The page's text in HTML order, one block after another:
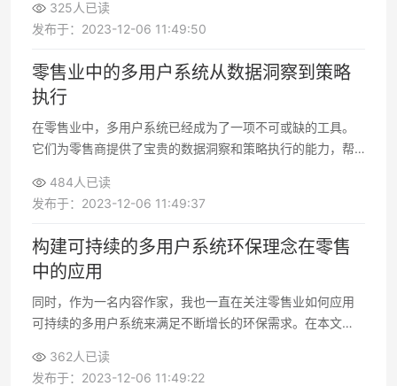
营销、实现实时数据分析
325人已读
发布于：2023-12-06 11:49:50
零售业中的多用户系统从数据洞察到策略
执行
在零售业中，多用户系统已经成为了一项不可或缺的工具。
它们为零售商提供了宝贵的数据洞察和策略执行的能力，帮
断进步，多用户系统的作用将继续扩大
484人已读
发布于：2023-12-06 11:49:37
构建可持续的多用户系统环保理念在零售
中的应用
同时，作为一名内容作家，我也一直在关注零售业如何应用
可持续的多用户系统来满足不断增长的环保需求。在本文
零售行业中的应用
362人已读
发布于：2023-12-06 11:49:22